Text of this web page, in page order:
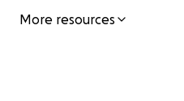
More resources